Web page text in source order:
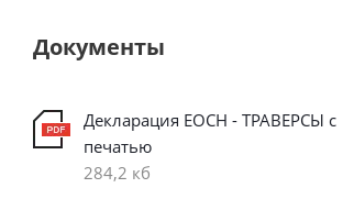
Документы
Декларация ЕОСН - ТРАВЕРСЫ с
печатью
284,2 кб